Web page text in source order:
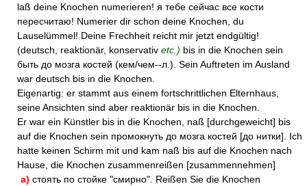
laß deine Knochen numerieren! я тебе сейчас все кости
пересчитаю! Numerier dir schon deine Knochen, du
Lauselümmel! Deine Frechheit reicht mir jetzt endgültig!
(deutsch, reaktionär, konservativ etc.) bis in die Knochen sein
быть до мозга костей (кем/чем--л.). Sein Auftreten im Ausland
war deutsch bis in die Knochen.
Eigenartig: er stammt aus einem fortschrittlichen Elternhaus,
seine Ansichten sind aber reaktionär bis in die Knochen.
Er war ein Künstler bis in die Knochen, naß [durchgeweicht] bis
auf die Knochen sein промокнуть до мозга костей [до нитки]. Ich
hatte keinen Schirm mit und kam naß bis auf die Knochen nach
Hause, die Knochen zusammenreißen [zusammennehmen]
а) стоять по стойке "смирно". Reißen Sie die Knochen